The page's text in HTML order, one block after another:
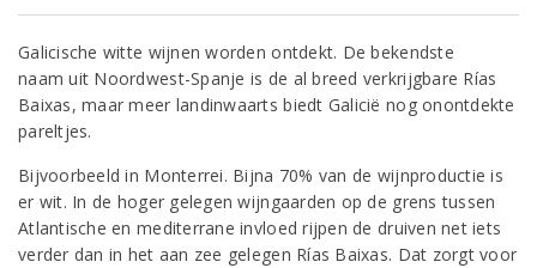
Galicische witte wijnen worden ontdekt. De bekendste
naam uit Noordwest-Spanje is de al breed verkrijgbare Rías
Baixas, maar meer landinwaarts biedt Galicië nog onontdekte
pareltjes.
Bijvoorbeeld in Monterrei. Bijna 70% van de wijnproductie is
er wit. In de hoger gelegen wijngaarden op de grens tussen
Atlantische en mediterrane invloed rijpen de druiven net iets
verder dan in het aan zee gelegen Rías Baixas. Dat zorgt voor